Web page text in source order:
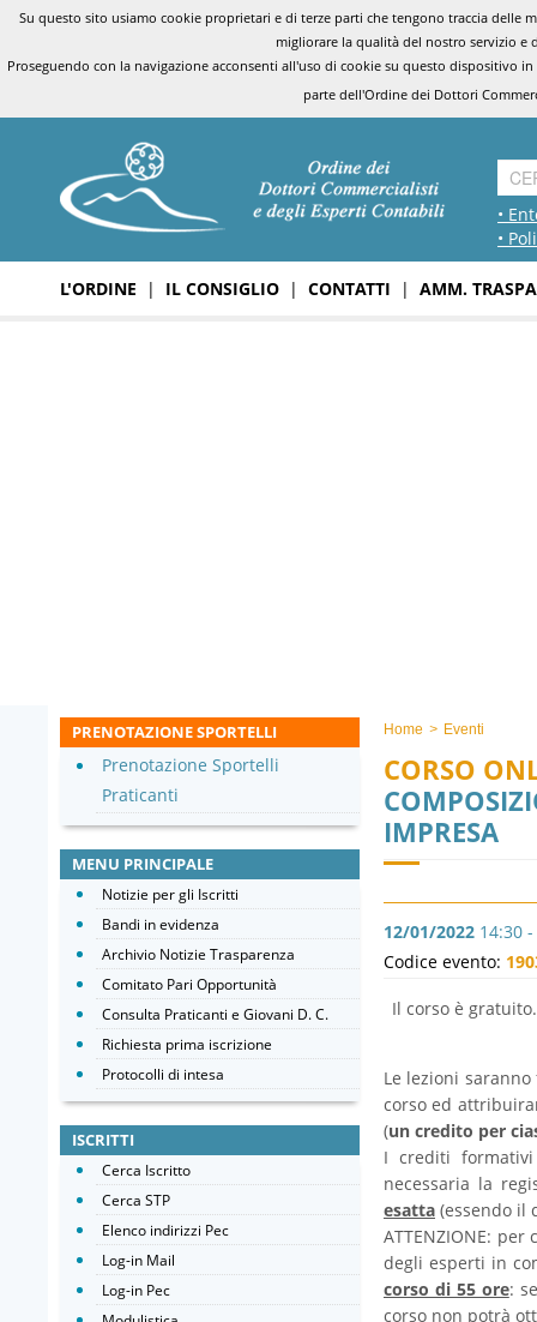
Su questo sito usiamo cookie proprietari e di terze parti che tengono traccia
migliorare la qualità del nostro servizio e
Proseguendo con la navigazione acconsenti all'uso di cookie su questo dispositivo
parte dell'Ordine dei Dottori
•
•
L'ORDINE | IL CONSIGLIO | CONTATTI | AMM.
Home > Eventi
CORSO
IMPRESA
12/01/2022 14:30
Codice evento:
Il corso è
Le lezioni
corso ed
(un credito per
I crediti
necessaria la
esatta (essendo il
ATTENZIONE:
degli esperti in
corso di 55 ore:
corso non potrà
PRENOTAZIONE SPORTELLI
Prenotazione Sportelli
Praticanti
MENU PRINCIPALE
Notizie per gli Iscritti
Bandi in evidenza
Archivio Notizie Trasparenza
Comitato Pari Opportunità
Consulta Praticanti e Giovani D. C.
Richiesta prima iscrizione
Protocolli di intesa
ISCRITTI
Cerca Iscritto
Cerca STP
Elenco indirizzi Pec
Log-in Mail
Log-in Pec